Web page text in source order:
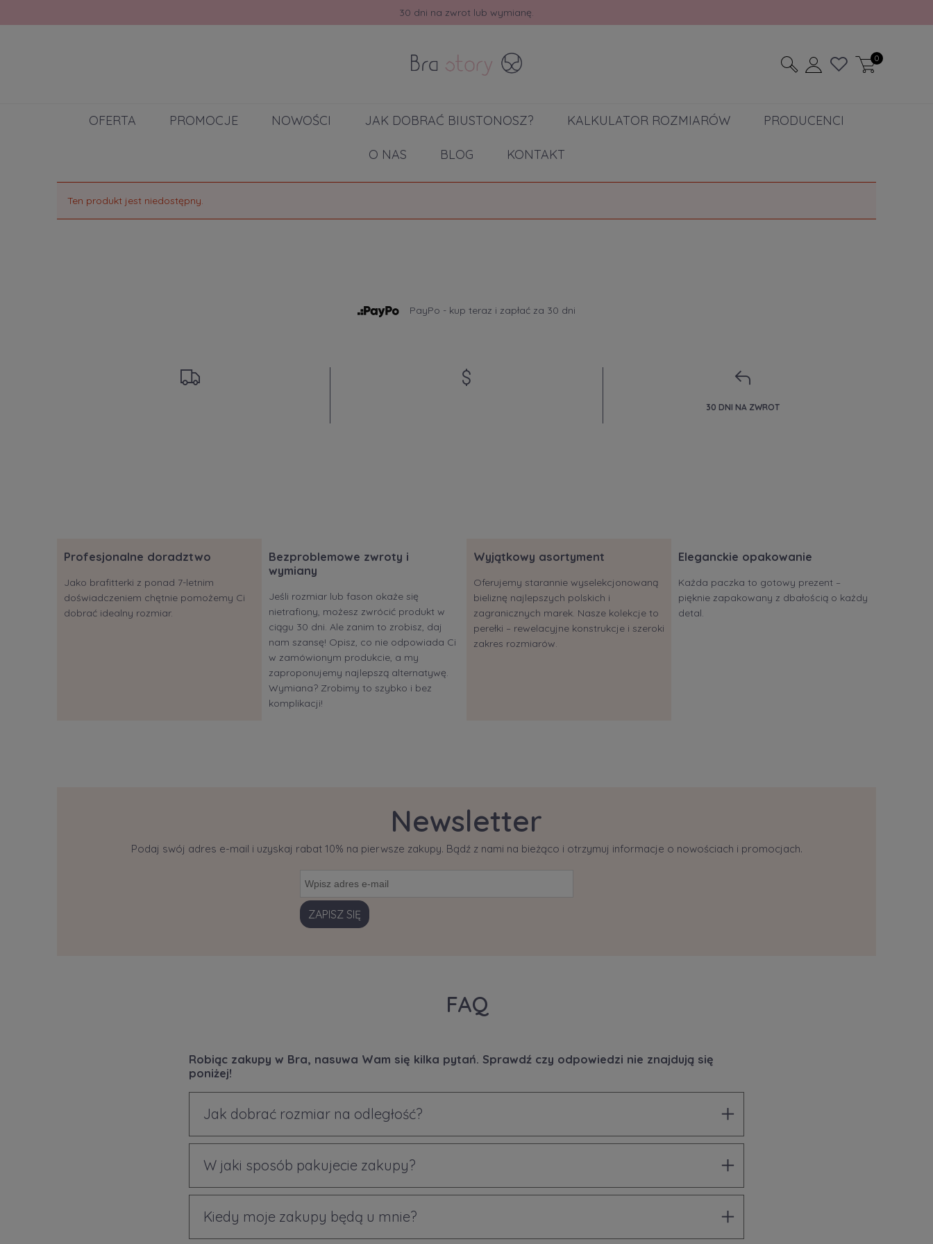
30 dni na zwrot lub wymianę.
0
OFERTA PROMOCJE NOWOŚCI JAK DOBRAĆ BIUSTONOSZ? KALKULATOR ROZMIARÓW PRODUCENCI
O NAS BLOG KONTAKT
Ten produkt jest niedostępny.
PayPo - kup teraz i zapłać za 30 dni
30 DNI NA ZWROT
Profesjonalne doradztwo
Jako brafitterki z ponad 7-letnim
doświadczeniem chętnie pomożemy Ci
dobrać idealny rozmiar.
Bezproblemowe zwroty i
wymiany
Jeśli rozmiar lub fason okaże się
nietrafiony, możesz zwrócić produkt w
ciągu 30 dni. Ale zanim to zrobisz, daj
nam szansę! Opisz, co nie odpowiada Ci
w zamówionym produkcie, a my
zaproponujemy najlepszą alternatywę.
Wymiana? Zrobimy to szybko i bez
komplikacji!
Wyjątkowy asortyment
Oferujemy starannie wyselekcjonowaną
bieliznę najlepszych polskich i
zagranicznych marek. Nasze kolekcje to
perełki – rewelacyjne konstrukcje i szeroki
zakres rozmiarów.
Eleganckie opakowanie
Każda paczka to gotowy prezent –
pięknie zapakowany z dbałością o każdy
detal.
Newsletter
Podaj swój adres e-mail i uzyskaj rabat 10% na pierwsze zakupy. Bądź z nami na bieżąco i otrzymuj informacje o nowościach i promocjach.
ZAPISZ SIĘ
FAQ
Robiąc zakupy w Bra, nasuwa Wam się kilka pytań. Sprawdź czy odpowiedzi nie znajdują się
poniżej!
Jak dobrać rozmiar na odległość?
W jaki sposób pakujecie zakupy?
Kiedy moje zakupy będą u mnie?